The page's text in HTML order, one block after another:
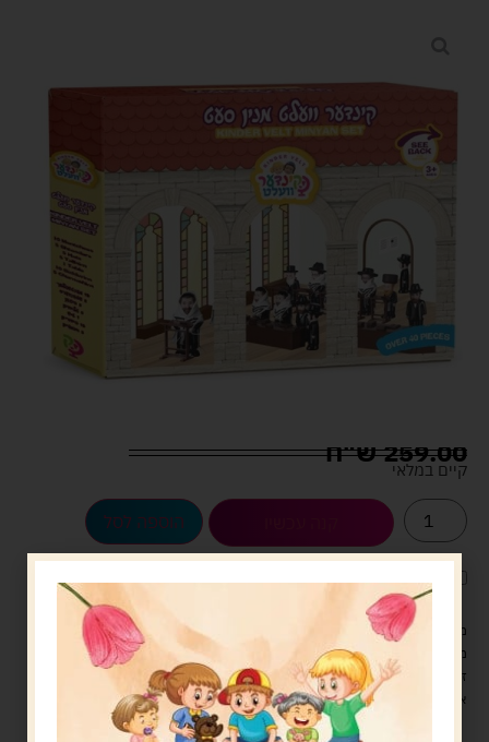
259.00ש"ח
קיים במלאי
הוספה לסל
לארוז את המוצר באריזת מתנה5.00 ש"ח ?
מעל 329 ש"ח, משלוח עם שליח עד הבית חינם! – 0 ₪
משלוח עם שליח עד הבית: 29 ש"ח
זמן אספקה: עד 4 ימי עסקים.
איסוף עצמי: מ"ביתר טויס" רחוב בניין דוד 18, ביתר עילית.